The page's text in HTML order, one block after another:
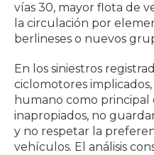
vías 30, mayor flota de
la circulación por
berlineses o nuevos
En los siniestros
ciclomotores
humano como principal
inapropiados, no
y no respetar la
vehículos. El análisis